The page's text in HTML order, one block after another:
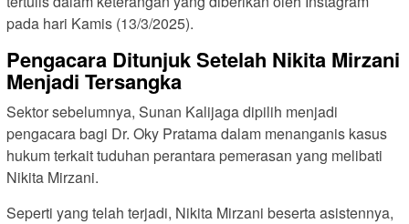
pada hari Kamis (13/3/2025).
Pengacara Ditunjuk Setelah Nikita Mirzani
Menjadi Tersangka
Sektor sebelumnya, Sunan Kalijaga dipilih menjadi
pengacara bagi Dr. Oky Pratama dalam menanganis kasus
hukum terkait tuduhan perantara pemerasan yang melibati
Nikita Mirzani.
Seperti yang telah terjadi, Nikita Mirzani beserta asistennya,